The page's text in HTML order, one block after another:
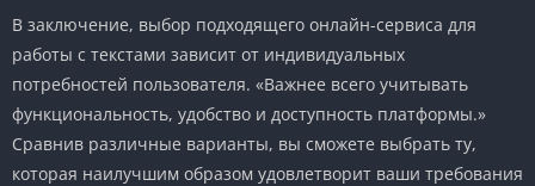
В заключение, выбор подходящего онлайн-сервиса для
работы с текстами зависит от индивидуальных
потребностей пользователя. «Важнее всего учитывать
функциональность, удобство и доступность платформы.»
Сравнив различные варианты, вы сможете выбрать ту,
которая наилучшим образом удовлетворит ваши требования